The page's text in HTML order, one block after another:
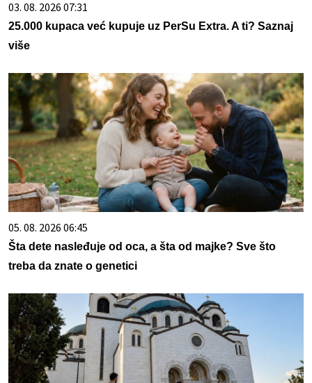
03. 08. 2026 07:31
25.000 kupaca već kupuje uz PerSu Extra. A ti? Saznaj
više
05. 08. 2026 06:45
Šta dete nasleđuje od oca, a šta od majke? Sve što
treba da znate o genetici